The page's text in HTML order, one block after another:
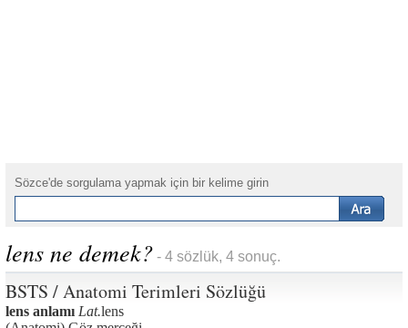
Sözce'de sorgulama yapmak için bir kelime girin
lens ne demek? - 4 sözlük, 4 sonuç.
BSTS / Anatomi Terimleri Sözlüğü
lens anlamı Lat.lens